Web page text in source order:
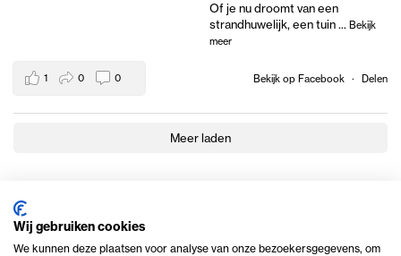
Of je nu droomt van een
strandhuwelijk, een tuin... Bekijk
meer
Bekijk op Facebook · Delen
1 0 0
Meer laden
Wij gebruiken cookies
We kunnen deze plaatsen voor analyse van onze bezoekersgegevens, om